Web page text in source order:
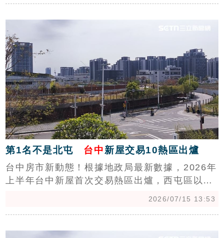
高雄市因產業進駐帶動房價，居住成本攀升導致
人口外溢至周邊縣市。專家分析，高房價與生活
成本是影響遷移的主因，並提醒購屋族在評估重
劃區時，應將交通成本與生活機能列為核心考
量，以確保資產保值性，選擇兼顧通勤效率與剛
性需求的房產地段。
第1名不是北屯 台中新屋交易10熱區出爐
台中房市新動態！根據地政局最新數據，2026年
上半年台中新屋首次交易熱區出爐，西屯區以
壯族群為市場主力，佔比超過六成，反映重劃區
2026/07/15 13:53